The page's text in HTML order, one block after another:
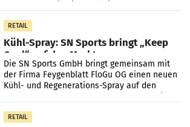
RETAIL
Kühl-Spray: SN Sports bringt „Keep
Cool“ auf den Markt
Die SN Sports GmbH bringt gemeinsam mit
der Firma Feygenblatt FloGu OG einen neuen
Kühl- und Regenerations-Spray auf den
RETAIL